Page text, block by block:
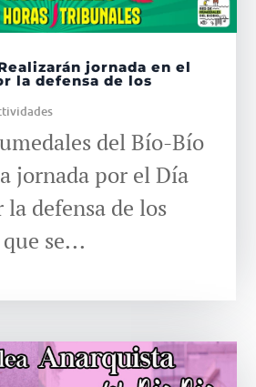
jornada en el
la defensa de los
del Bío-Bío
jornada por el Día
defensa de los
se...